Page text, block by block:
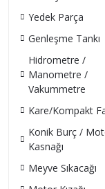
Yedek Parça
Genleşme Tankı
Hidrometre /
Manometre /
Vakummetre
Kare/Kompakt
Konik Burç /
Kasnağı
Meyve Sıkacağı